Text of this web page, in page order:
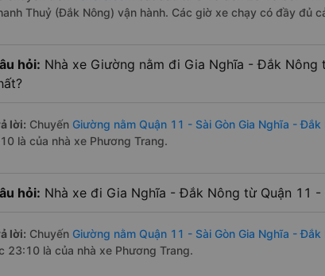
Thuỷ (Đắk Nông) vận hành. Các giờ xe chạy có đầy đủ
hỏi: Nhà xe Giường nằm đi Gia Nghĩa - Đắk Nông
lời: Chuyến Giường nằm Quận 11 - Sài Gòn Gia Nghĩa - Đắk
là của nhà xe Phương Trang.
hỏi: Nhà xe đi Gia Nghĩa - Đắk Nông từ Quận 11 -
lời: Chuyến Giường nằm Quận 11 - Sài Gòn Gia Nghĩa - Đắk
23:10 là của nhà xe Phương Trang.